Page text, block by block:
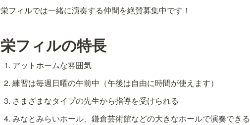
栄フィルでは一緒に演奏する仲間を絶賛募集中です！
栄フィルの特長
アットホームな雰囲気
練習は毎週日曜の午前中（午後は自由に時間が使えます）
さまざまなタイプの先生から指導を受けられる
みなとみらいホール、鎌倉芸術館などの大きなホールで演奏できる